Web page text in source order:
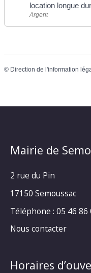
location longue
Argent
© Direction de l'information
Mairie de
2 rue du Pin
17150 Semoussac
Téléphone : 05 46 86
Nous contacter
Horaires